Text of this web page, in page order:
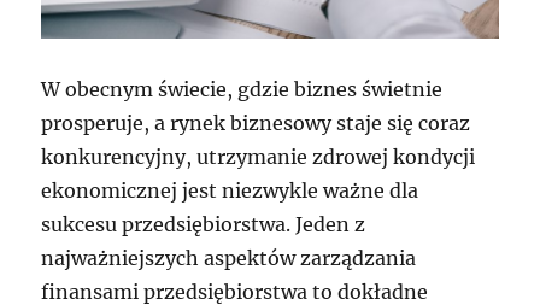
W obecnym świecie, gdzie biznes świetnie
prosperuje, a rynek biznesowy staje się coraz
konkurencyjny, utrzymanie zdrowej kondycji
ekonomicznej jest niezwykle ważne dla
sukcesu przedsiębiorstwa. Jeden z
najważniejszych aspektów zarządzania
finansami przedsiębiorstwa to dokładne